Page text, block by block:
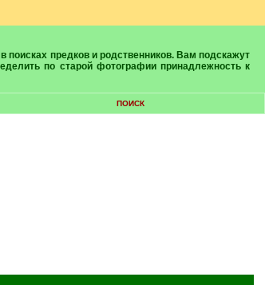
по старой фотографии принадлежность к
ПОИСК